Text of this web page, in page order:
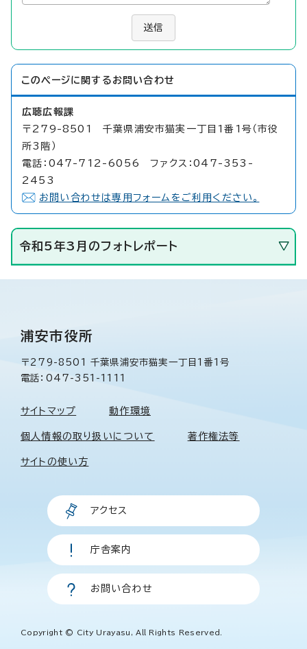
送信
このページに関する お問い合わせ
広聴広報課
〒279-8501 千葉県浦安市猫実一丁目1番1号（市役
所3階）
電話：047-712-6056 ファクス：047-353-
2453
お問い合わせは専用フォームをご利用ください。
令和5年3月のフォトレポート
浦安市役所
〒279-8501 千葉県浦安市猫実一丁目1番1号
電話：047-351-1111
サイトマップ 動作環境
個人情報の取り扱いについて 著作権法等
サイトの使い方
アクセス
庁舎案内
お問い合わせ
Copyright © City Urayasu, All Rights Reserved.